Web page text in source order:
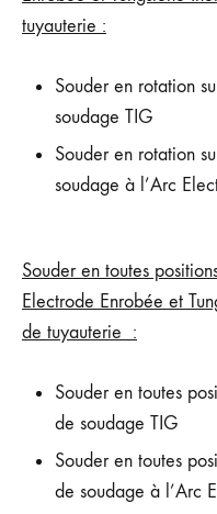
tuyauterie :
Souder en rotation
soudage TIG
Souder en rotation
soudage à l’Arc
Souder en toutes
Electrode Enrobée et
de tuyauterie :
Souder en toutes
de soudage TIG
Souder en toutes
de soudage à l’Arc